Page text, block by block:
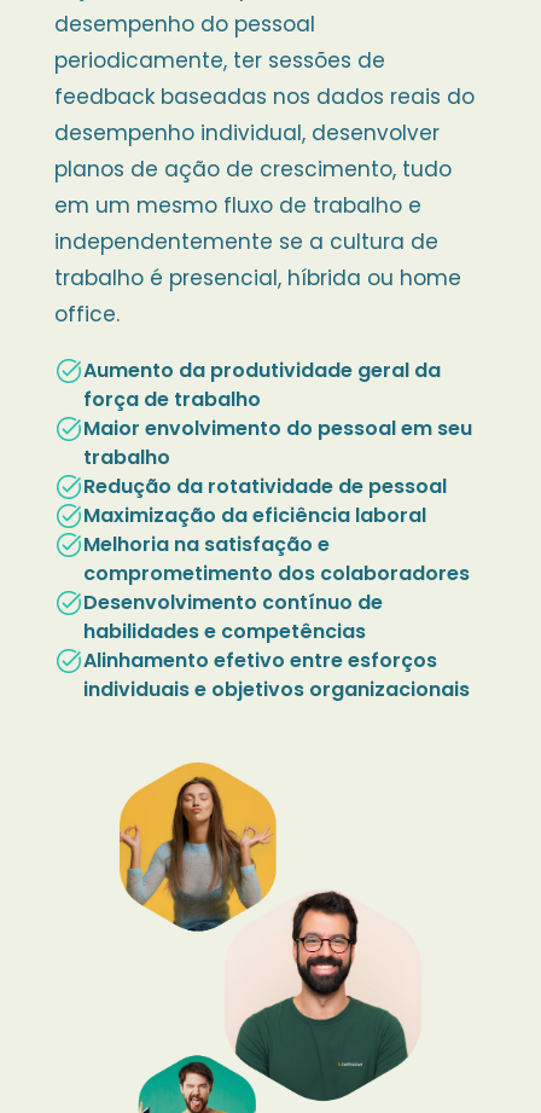
desempenho do pessoal
periodicamente, ter sessões de
feedback baseadas nos dados reais do
desempenho individual, desenvolver
planos de ação de crescimento, tudo
em um mesmo fluxo de trabalho e
independentemente se a cultura de
trabalho é presencial, híbrida ou home
office.
task_altAumento da produtividade geral da
força de trabalho
task_altMaior envolvimento do pessoal em seu
trabalho
task_altRedução da rotatividade de pessoal
task_altMaximização da eficiência laboral
task_altMelhoria na satisfação e
comprometimento dos colaboradores
task_altDesenvolvimento contínuo de
habilidades e competências
task_altAlinhamento efetivo entre esforços
individuais e objetivos organizacionais